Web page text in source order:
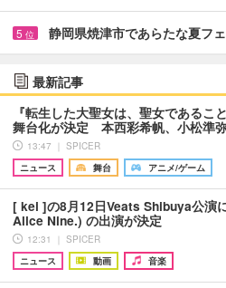
5 位 静岡県焼津市であらたな夏フ
最新記事
『転生した大聖女は、聖女であるこ
舞台化が決定 本西彩希帆、小松準
13:47 ｜ SPICER
ニュース
舞台 アニメ/ゲーム
[ kei ]の8月12日Veats Shibuya公演
Alice Nine.) の出演が決定
12:31 ｜ SPICER
ニュース
動画 音楽